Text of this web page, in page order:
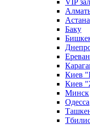
VIP
Астана
Баку
Ереван
Киев
Киев
Минск
Одесса